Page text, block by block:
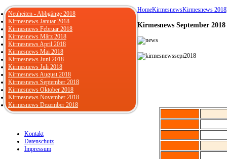
HomeKirmesnewsKirmesnews 2018
Kirmesnews September 2018
Neuheiten - Abbgänge 2018
Kirmesnews Januar 2018
Kirmesnews Februar 2018
Kirmesnews März 2018
Kirmesnews April 2018
Kirmesnews Mai 2018
Kirmesnews Juni 2018
Kirmesnews Juli 2018
Kirmesnews August 2018
Kirmesnews September 2018
Kirmesnews Oktober 2018
Kirmesnews November 2018
Kirmesnews Dezember 2018
Kontakt
Datenschutz
Impressum